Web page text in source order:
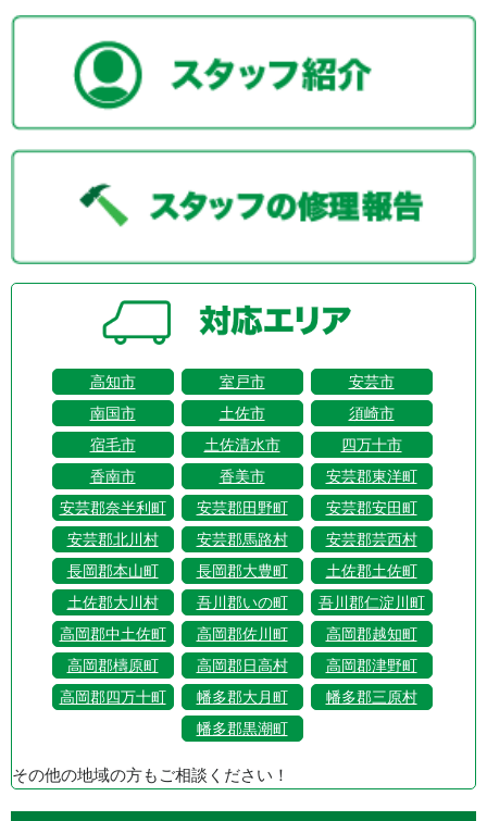
高知市 室戸市
安芸市
南国市
土佐市
須崎市
宿毛市
土佐清水市
四万十市
香南市
香美市
安芸郡東洋町
安芸郡奈半利町
安芸郡田野町
安芸郡安田町
安芸郡北川村
安芸郡馬路村
安芸郡芸西村
長岡郡本山町
長岡郡大豊町
土佐郡土佐町
土佐郡大川村
吾川郡いの町
吾川郡仁淀川町
高岡郡中土佐町
高岡郡佐川町
高岡郡越知町
高岡郡檮原町
高岡郡日高村
高岡郡津野町
高岡郡四万十町
幡多郡大月町
幡多郡三原村
幡多郡黒潮町
その他の地域の方もご相談ください！